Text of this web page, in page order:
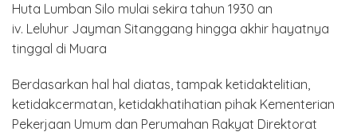
Huta Lumban Silo mulai sekira tahun 1930 an
iv. Leluhur Jayman Sitanggang hingga akhir hayatnya
tinggal di Muara
Berdasarkan hal hal diatas, tampak ketidaktelitian,
ketidakcermatan, ketidakhatihatian pihak Kementerian
Pekerjaan Umum dan Perumahan Rakyat Direktorat